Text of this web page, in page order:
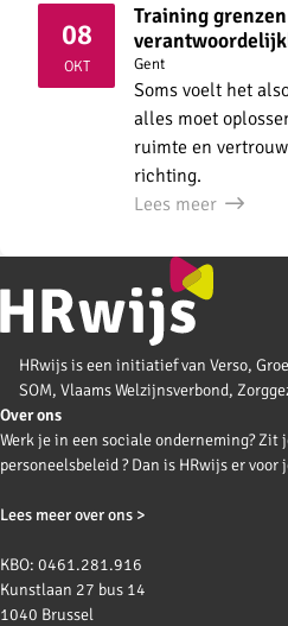
08
OKT2026
Training
Gent
Soms voelt het
alles moet
ruimte en
richting.
Lees meer
HRwijs is een initiatief van Verso,
SOM, Vlaams Welzijnsverbond,
Over ons
Werk je in een sociale onderneming? Zit
personeelsbeleid ? Dan is HRwijs er voor
Lees meer over ons >
KBO: 0461.281.916
Kunstlaan 27 bus 14
1040 Brussel